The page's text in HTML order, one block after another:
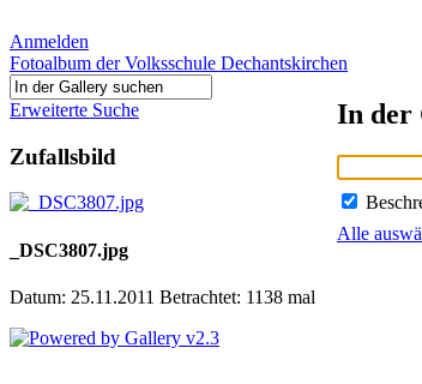
Anmelden
Fotoalbum der Volksschule Dechantskirchen
Erweiterte Suche
Zufallsbild
_DSC3807.jpg
Datum: 25.11.2011 Betrachtet: 1138 mal
In der
Alle